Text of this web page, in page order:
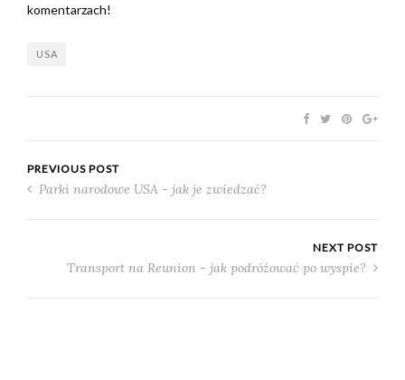
komentarzach!
USA
PREVIOUS POST
Parki narodowe USA - jak je zwiedzać?
NEXT POST
Transport na Reunion - jak podróżować po wyspie?